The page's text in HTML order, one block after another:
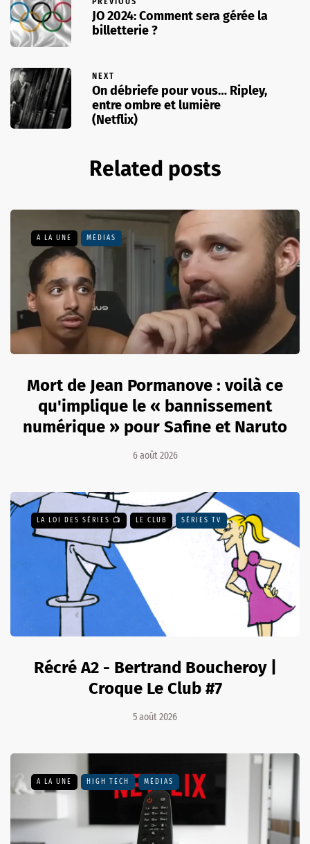
JO 2024: Comment sera gérée la
billetterie ?
NEXT
On débriefe pour vous… Ripley,
entre ombre et lumière
(Netflix)
Related posts
A LA UNE MÉDIAS
Mort de Jean Pormanove : voilà ce
qu'implique le « bannissement
numérique » pour Safine et Naruto
6 août 2026
LA LOI DES SÉRIES 📺 LE CLUB SÉRIES TV
Récré A2 - Bertrand Boucheroy |
Croque Le Club #7
5 août 2026
A LA UNE HIGH TECH MÉDIAS